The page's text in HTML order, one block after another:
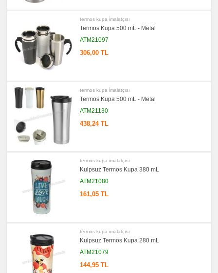
termos kupa i̇malatçısı
Termos Kupa 500 mL - Metal
ATM21097
306,00 TL
termos kupa i̇malatçısı
Termos Kupa 500 mL - Metal
ATM21130
438,24 TL
termos kupa i̇malatçısı
Kulpsuz Termos Kupa 380 mL
ATM21080
161,05 TL
termos kupa i̇malatçısı
Kulpsuz Termos Kupa 280 mL
ATM21079
144,95 TL